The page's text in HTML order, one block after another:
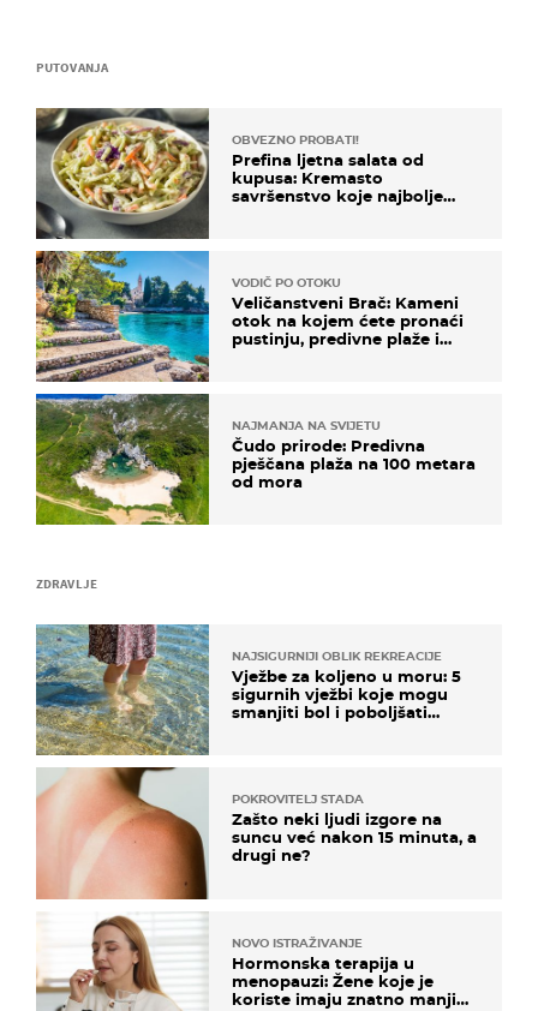
ZDRAVLJE
NAJSIGURNIJI OBLIK REKREACIJE
Vježbe za koljeno u moru: 5
sigurnih vježbi koje mogu
smanjiti bol i poboljšati
POKROVITELJ STADA
Zašto neki ljudi izgore na
suncu već nakon 15 minuta, a
drugi ne?
NOVO ISTRAŽIVANJE
Hormonska terapija u
menopauzi: Žene koje je
koriste imaju znatno manji
PUTOVANJA
OBVEZNO PROBATI!
Prefina ljetna salata od
kupusa: Kremasto
savršenstvo koje najbolje
VODIČ PO OTOKU
Veličanstveni Brač: Kameni
otok na kojem ćete pronaći
pustinju, predivne plaže i
NAJMANJA NA SVIJETU
Čudo prirode: Predivna
pješčana plaža na 100 metara
od mora